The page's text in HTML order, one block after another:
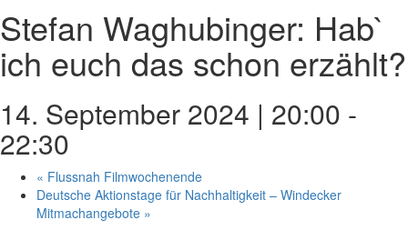
Stefan Waghubinger: Hab`
ich euch das schon erzählt?
14. September 2024 | 20:00 -
22:30
« Flussnah Filmwochenende
Deutsche Aktionstage für Nachhaltigkeit – Windecker
Mitmachangebote »